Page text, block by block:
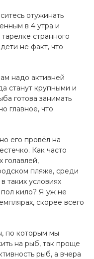
отужинать
в 4 утра и
странного
не факт, что
надо активней
станут крупными и
готова занимать
главное, что
его провёл на
Как часто
голавлей,
пляже, среди
таких условиях
кило? Я уж не
скорее всего
по которым мы
на рыб, так проще
рыб, а вчера